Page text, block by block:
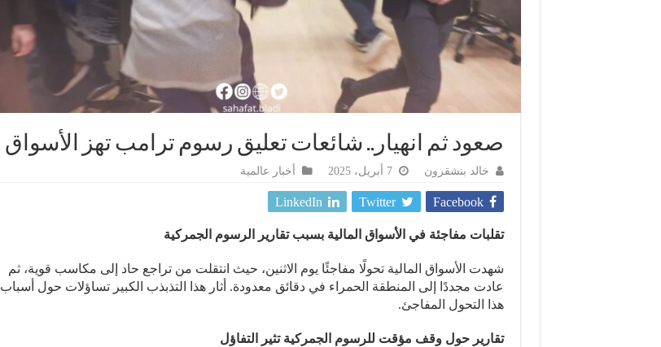
صعود ثم انهيار.. شائعات تعليق رسوم ترامب تهز الأسواق
خالد بنشقرون 7 أبريل، 2025 أخبار عالمية
Facebook
Twitter
LinkedIn
تقلبات مفاجئة في الأسواق المالية بسبب تقارير الرسوم الجمركية
شهدت الأسواق المالية تحولًا مفاجئًا يوم الاثنين، حيث انتقلت من تراجع حاد إلى مكاسب قوية، ثم
عادت مجددًا إلى المنطقة الحمراء في دقائق معدودة. أثار هذا التذبذب الكبير تساؤلات حول أسباب
هذا التحول المفاجئ.
تقارير حول وقف مؤقت للرسوم الجمركية تثير التفاؤل